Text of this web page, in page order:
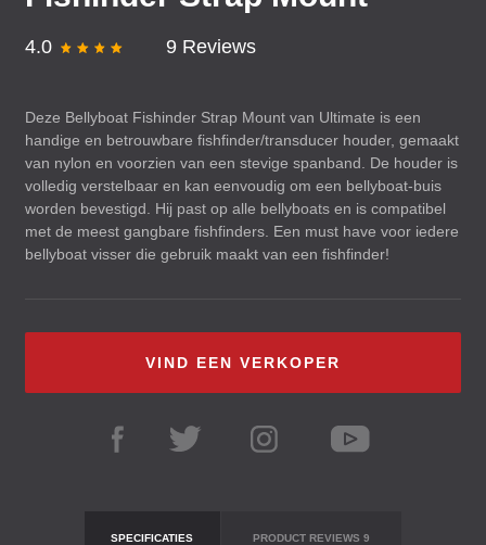
4.0 9 Reviews
Deze Bellyboat Fishinder Strap Mount van Ultimate is een
handige en betrouwbare fishfinder/transducer houder, gemaakt
van nylon en voorzien van een stevige spanband. De houder is
volledig verstelbaar en kan eenvoudig om een ​​bellyboat-buis
worden bevestigd. Hij past op alle bellyboats en is compatibel
met de meest gangbare fishfinders. Een must have voor iedere
bellyboat visser die gebruik maakt van een fishfinder!
VIND EEN VERKOPER
SPECIFICATIES PRODUCT REVIEWS 9